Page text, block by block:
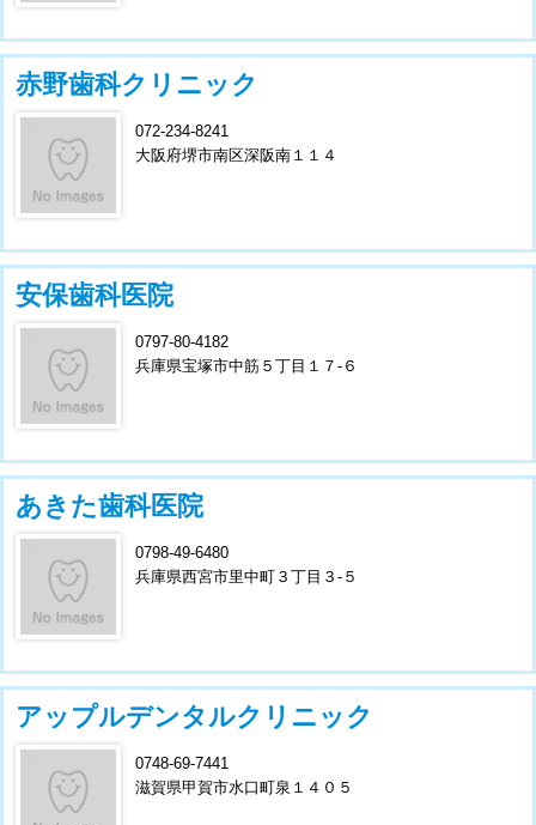
赤野歯科クリニック
072-234-8241
大阪府堺市南区深阪南１１４
安保歯科医院
0797-80-4182
兵庫県宝塚市中筋５丁目１７-６
あきた歯科医院
0798-49-6480
兵庫県西宮市里中町３丁目３-５
アップルデンタルクリニック
0748-69-7441
滋賀県甲賀市水口町泉１４０５